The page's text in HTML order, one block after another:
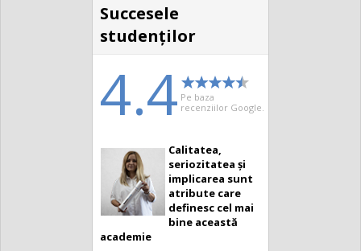
Succesele
studenţilor
4.4 Pe baza
recenziilor Google.
Calitatea,
seriozitatea și
implicarea sunt
atribute care
definesc cel mai
bine această
academie